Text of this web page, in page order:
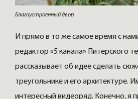
Благоустроенный двор
И прямо в то же самое время с
редактор «5 канала» Питерского
рассказывает об идее сделать
треугольнике и его архитектуре.
интересный видеоряд. Конечно, я